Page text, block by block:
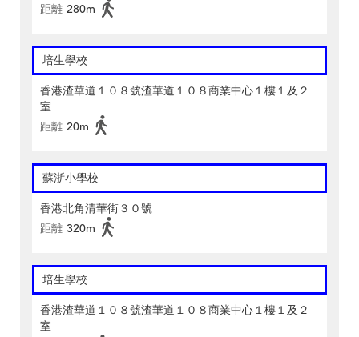
距離 280m
培生學校
香港渣華道１０８號渣華道１０８商業中心１樓１及２
室
距離 20m
蘇浙小學校
香港北角清華街３０號
距離 320m
培生學校
香港渣華道１０８號渣華道１０８商業中心１樓１及２
室